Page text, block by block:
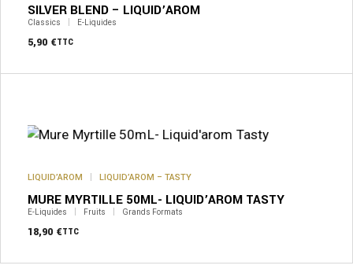
SILVER BLEND – LIQUID’AROM
Classics E-Liquides
5,90 €TTC
choisies
page
produit
LIQUID’AROM LIQUID’AROM – TASTY
MURE MYRTILLE 50ML- LIQUID’AROM TASTY
E-Liquides Fruits Grands Formats
18,90 €TTC